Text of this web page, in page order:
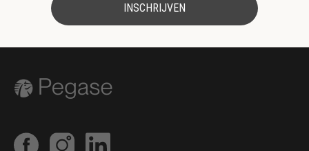
INSCHRIJVEN